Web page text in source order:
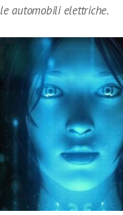
automobili elettriche.